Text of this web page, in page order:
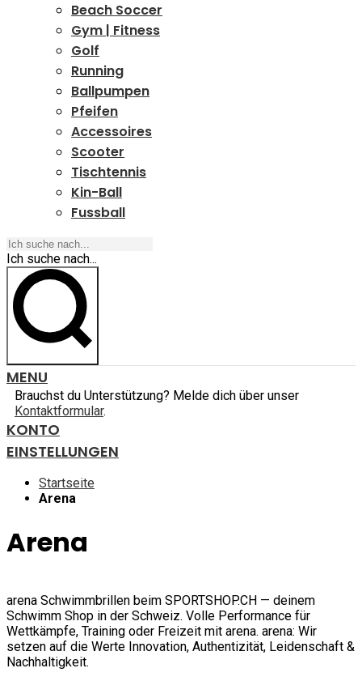
Beach Soccer
Gym | Fitness
Golf
Running
Ballpumpen
Pfeifen
Accessoires
Scooter
Tischtennis
Kin-Ball
Fussball
Ich suche nach...
MENU
Brauchst du Unterstützung? Melde dich über unser
Kontaktformular.
KONTO
EINSTELLUNGEN
Startseite
Arena
Arena
arena Schwimmbrillen beim SPORTSHOP.CH — deinem
Schwimm Shop in der Schweiz. Volle Performance für
Wettkämpfe, Training oder Freizeit mit arena. arena: Wir
setzen auf die Werte Innovation, Authentizität, Leidenschaft &
Nachhaltigkeit.